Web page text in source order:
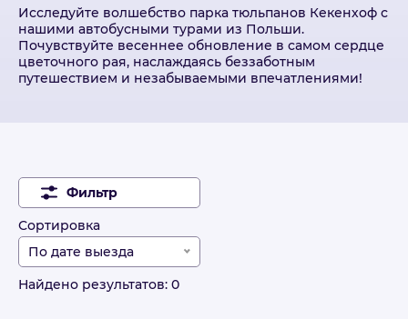
Исследуйте волшебство парка тюльпанов Кекенхоф с
нашими автобусными турами из Польши.
Почувствуйте весеннее обновление в самом сердце
цветочного рая, наслаждаясь беззаботным
путешествием и незабываемыми впечатлениями!
Фильтр
Сортировка
По дате выезда
Найдено результатов: 0